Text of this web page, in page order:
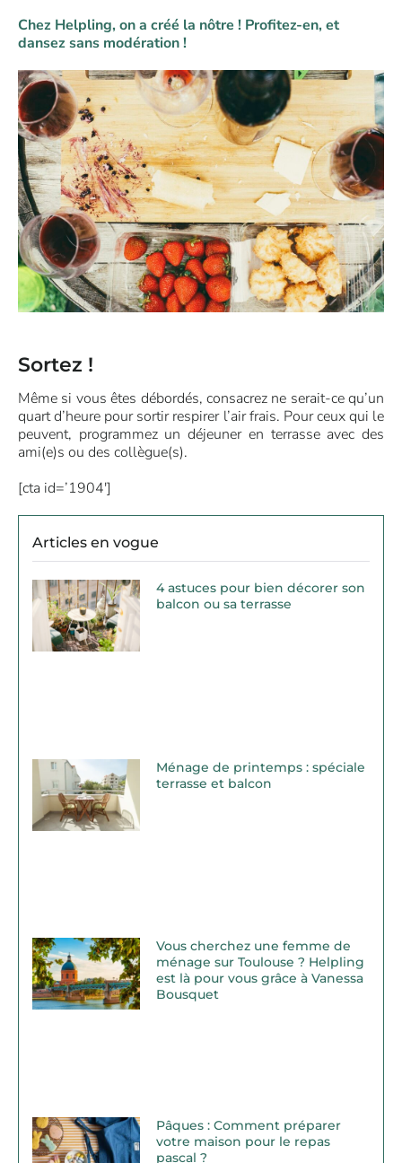
Chez Helpling, on a créé la nôtre ! Profitez-en, et
dansez sans modération !
Sortez !
Même si vous êtes débordés, consacrez ne serait-ce qu’un
quart d’heure pour sortir respirer l’air frais. Pour ceux qui le
peuvent, programmez un déjeuner en terrasse avec des
ami(e)s ou des collègue(s).
[cta id=’1904′]
Articles en vogue
4 astuces pour bien décorer son
balcon ou sa terrasse
Ménage de printemps : spéciale
terrasse et balcon
Vous cherchez une femme de
ménage sur Toulouse ? Helpling
est là pour vous grâce à Vanessa
Bousquet
Pâques : Comment préparer
votre maison pour le repas
pascal ?